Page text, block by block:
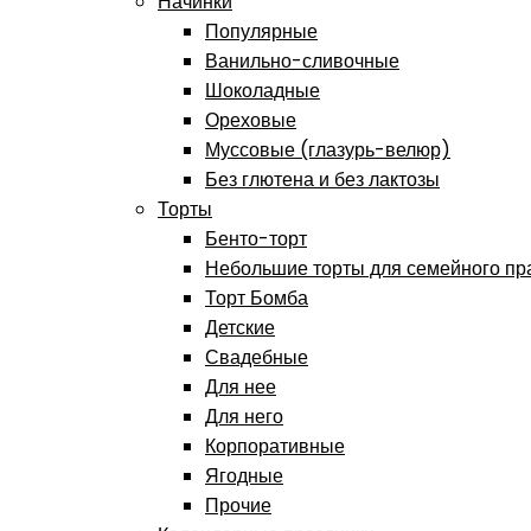
Популярные
Ванильно-сливочные
Шоколадные
Ореховые
Муссовые (глазурь-велюр)
Без глютена и без лактозы
Торты
Бенто-торт
Небольшие торты для семейного
Торт Бомба
Детские
Свадебные
Для нее
Для него
Корпоративные
Ягодные
Прочие